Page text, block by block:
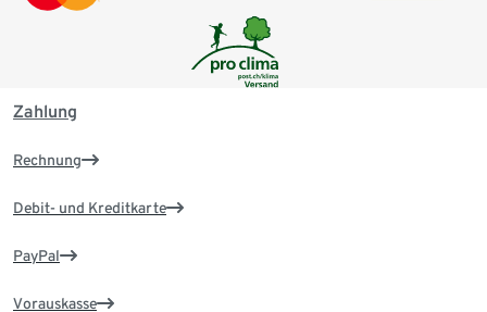
Zahlung
Rechnung
Debit- und Kreditkarte
PayPal
Vorauskasse